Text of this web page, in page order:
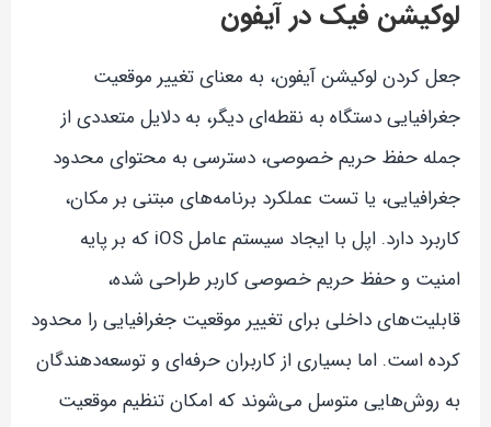
لوکیشن فیک در آیفون
جعل کردن لوکیشن آیفون، به معنای تغییر موقعیت
جغرافیایی دستگاه به نقطه‌ای دیگر، به دلایل متعددی از
جمله حفظ حریم خصوصی، دسترسی به محتوای محدود
جغرافیایی، یا تست عملکرد برنامه‌های مبتنی بر مکان،
کاربرد دارد. اپل با ایجاد سیستم عامل iOS که بر پایه
امنیت و حفظ حریم خصوصی کاربر طراحی شده،
قابلیت‌های داخلی برای تغییر موقعیت جغرافیایی را محدود
کرده است. اما بسیاری از کاربران حرفه‌ای و توسعه‌دهندگان
به روش‌هایی متوسل می‌شوند که امکان تنظیم موقعیت